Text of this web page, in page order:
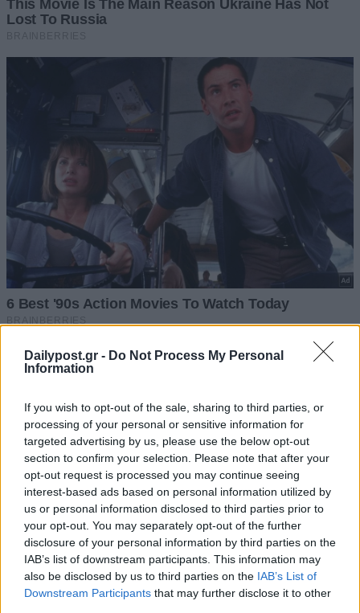
Dailypost.gr - Do Not Process My Personal
Information
If you wish to opt-out of the sale, sharing to third parties, or
processing of your personal or sensitive information for
targeted advertising by us, please use the below opt-out
section to confirm your selection. Please note that after your
opt-out request is processed you may continue seeing
interest-based ads based on personal information utilized by
us or personal information disclosed to third parties prior to
your opt-out. You may separately opt-out of the further
disclosure of your personal information by third parties on the
IAB’s list of downstream participants. This information may
also be disclosed by us to third parties on the IAB’s List of
Downstream Participants that may further disclose it to other